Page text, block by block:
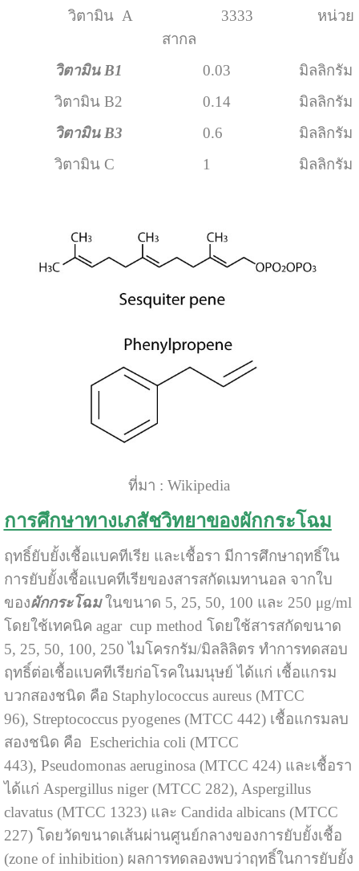
วิตามิน A 3333 หน่วย
สากล
วิตามิน B1 0.03 มิลลิกรัม
วิตามิน B2 0.14 มิลลิกรัม
วิตามิน B3 0.6 มิลลิกรัม
วิตามิน C 1 มิลลิกรัม
ที่มา : Wikipedia
การศึกษาทางเภสัชวิทยาของผักกระโฉม
ฤทธิ์ยับยั้งเชื้อแบคทีเรีย และเชื้อรา มีการศึกษาฤทธิ์ใน
การยับยั้งเชื้อแบคทีเรียของสารสกัดเมทานอล จากใบ
ของผักกระโฉมในขนาด 5, 25, 50, 100 และ 250 μg/ml
โดยใช้เทคนิค agar cup method โดยใช้สารสกัดขนาด
5, 25, 50, 100, 250 ไมโครกรัม/มิลลิลิตร ทำการทดสอบ
ฤทธิ์ต่อเชื้อแบคทีเรียก่อโรคในมนุษย์ ได้แก่ เชื้อแกรม
บวกสองชนิด คือ Staphylococcus aureus (MTCC
96), Streptococcus pyogenes (MTCC 442) เชื้อแกรมลบ
สองชนิด คือ Escherichia coli (MTCC
443), Pseudomonas aeruginosa (MTCC 424) และเชื้อรา
ได้แก่ Aspergillus niger (MTCC 282), Aspergillus
clavatus (MTCC 1323) และ Candida albicans (MTCC
227) โดยวัดขนาดเส้นผ่านศูนย์กลางของการยับยั้งเชื้อ
(zone of inhibition) ผลการทดลองพบว่าฤทธิ์ในการยับยั้ง